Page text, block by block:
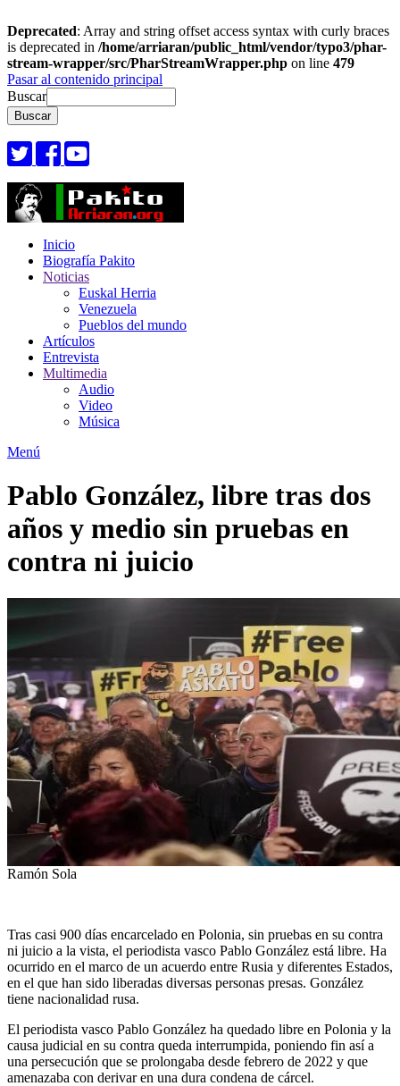
Deprecated: Array and string offset access syntax with curly braces
is deprecated in /home/arriaran/public_html/vendor/typo3/phar-
stream-wrapper/src/PharStreamWrapper.php on line 479
Pasar al contenido principal
Buscar
Inicio
Biografía Pakito
Noticias
Euskal Herria
Venezuela
Pueblos del mundo
Artículos
Entrevista
Multimedia
Audio
Video
Música
Menú
Pablo González, libre tras dos
años y medio sin pruebas en
contra ni juicio
Ramón Sola
Tras casi 900 días encarcelado en Polonia, sin pruebas en su contra
ni juicio a la vista, el periodista vasco Pablo González está libre. Ha
ocurrido en el marco de un acuerdo entre Rusia y diferentes Estados,
en el que han sido liberadas diversas personas presas. González
tiene nacionalidad rusa.
El periodista vasco Pablo González ha quedado libre en Polonia y la
causa judicial en su contra queda interrumpida, poniendo fin así a
una persecución que se prolongaba desde febrero de 2022 y que
amenazaba con derivar en una dura condena de cárcel.